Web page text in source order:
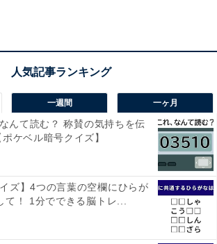
マスク」、イギリスSPの「白いマ
いマスクにつけかえたのは、2021年4
フィリップ王配の葬儀にならったので
。このときの葬儀はパンデミック対策
参列者は近親者30人のみに限られまし
一週間 一ヶ月
んて読む？ 称賛の気持ちを伝
ケベル暗号クイズ】
イズ】4つの言葉の空欄にひらが
て！ 1分でできる脳トレ...